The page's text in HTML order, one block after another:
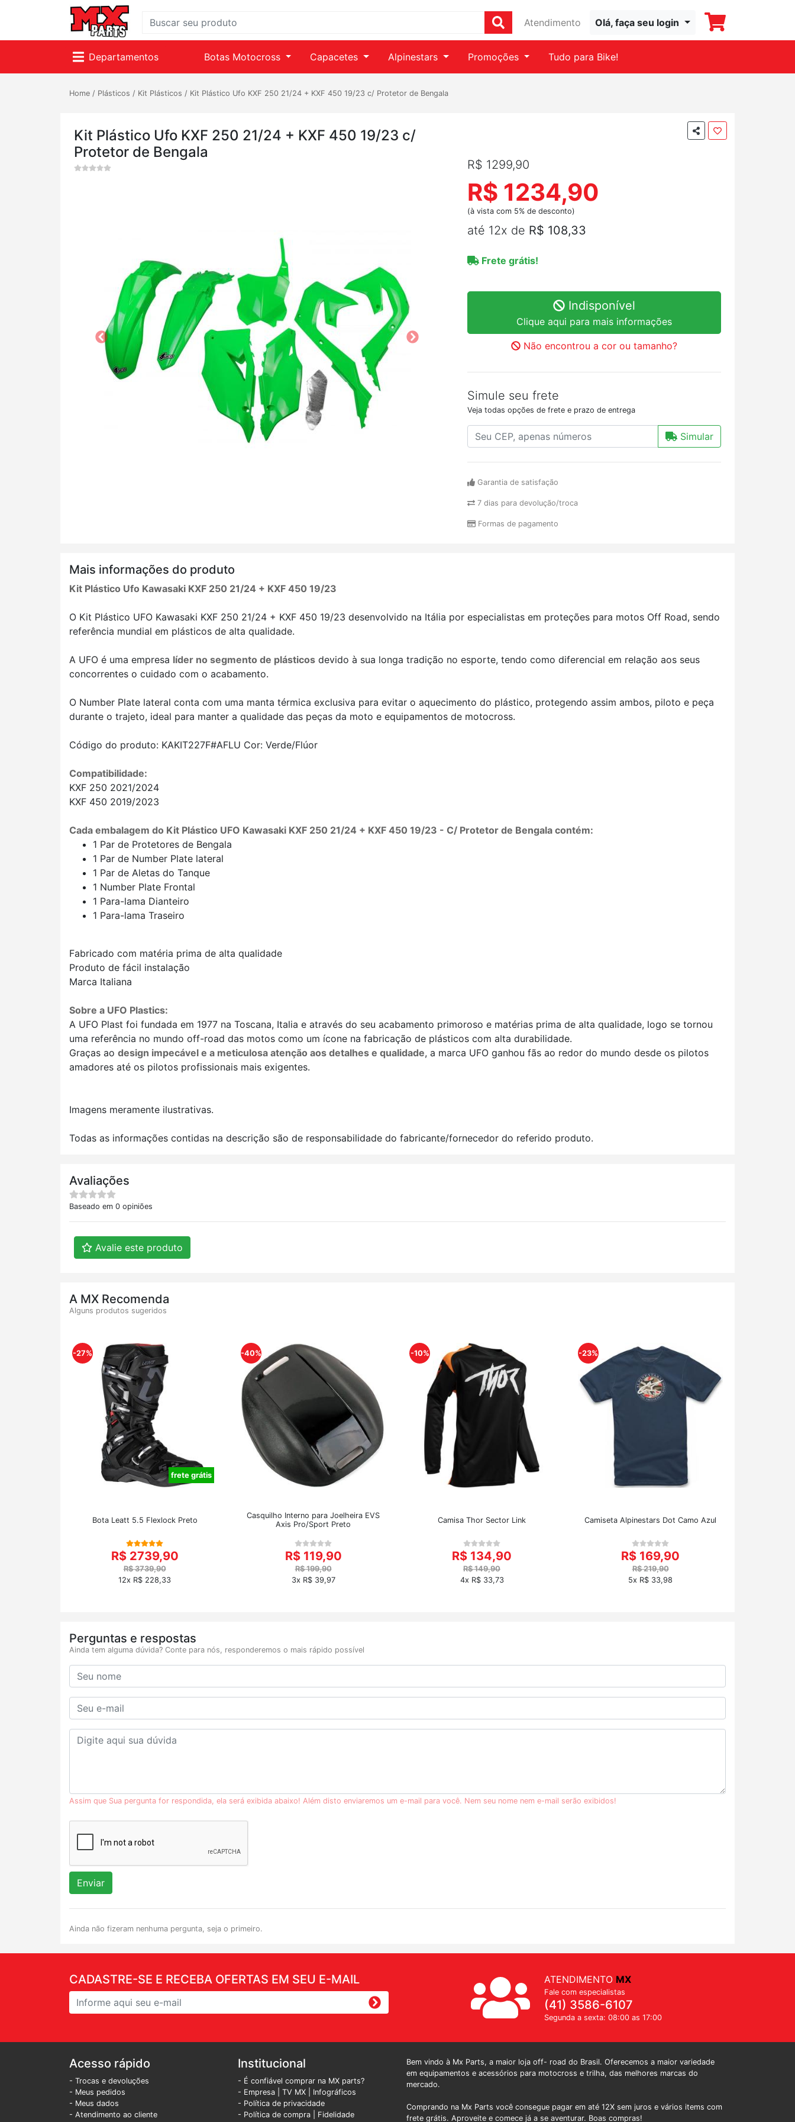
Atendimento Olá, faça seu login
Departamentos Botas Motocross Capacetes Alpinestars Promoções Tudo para Bike!
Home / Plásticos / Kit Plásticos / Kit Plástico Ufo KXF 250 21/24 + KXF 450 19/23 c/ Protetor de Bengala
Kit Plástico Ufo KXF 250 21/24 + KXF 450 19/23 c/
Protetor de Bengala
R$ 1299,90
R$ 1234,90
(à vista com 5% de desconto)
até 12x de R$ 108,33
Frete grátis!
Indisponível
Clique aqui para mais informações
Não encontrou a cor ou tamanho?
Simule seu frete
Veja todas opções de frete e prazo de entrega
Simular
Garantia de satisfação
7 dias para devolução/troca
Formas de pagamento
Mais informações do produto
Kit Plástico Ufo Kawasaki KXF 250 21/24 + KXF 450 19/23
O Kit Plástico UFO Kawasaki KXF 250 21/24 + KXF 450 19/23 desenvolvido na Itália por especialistas em proteções para motos Off Road, sendo
referência mundial em plásticos de alta qualidade.
A UFO é uma empresa líder no segmento de plásticos devido à sua longa tradição no esporte, tendo como diferencial em relação aos seus
concorrentes o cuidado com o acabamento.
O Number Plate lateral conta com uma manta térmica exclusiva para evitar o aquecimento do plástico, protegendo assim ambos, piloto e peça
durante o trajeto, ideal para manter a qualidade das peças da moto e equipamentos de motocross.
Código do produto: KAKIT227F#AFLU Cor: Verde/Flúor
Compatibilidade:
KXF 250 2021/2024
KXF 450 2019/2023
Cada embalagem do Kit Plástico UFO Kawasaki KXF 250 21/24 + KXF 450 19/23 - C/ Protetor de Bengala contém:
1 Par de Protetores de Bengala
1 Par de Number Plate lateral
1 Par de Aletas do Tanque
1 Number Plate Frontal
1 Para-lama Dianteiro
1 Para-lama Traseiro
Fabricado com matéria prima de alta qualidade
Produto de fácil instalação
Marca Italiana
Sobre a UFO Plastics:
A UFO Plast foi fundada em 1977 na Toscana, Italia e através do seu acabamento primoroso e matérias prima de alta qualidade, logo se tornou
uma referência no mundo off-road das motos como um ícone na fabricação de plásticos com alta durabilidade.
Graças ao design impecável e a meticulosa atenção aos detalhes e qualidade, a marca UFO ganhou fãs ao redor do mundo desde os pilotos
amadores até os pilotos profissionais mais exigentes.
Imagens meramente ilustrativas.
Todas as informações contidas na descrição são de responsabilidade do fabricante/fornecedor do referido produto.
Avaliações
Baseado em 0 opiniões
Avalie este produto
A MX Recomenda
Alguns produtos sugeridos
-27%
frete grátis
Bota Leatt 5.5 Flexlock Preto
R$ 2739,90
R$ 3739,90
12x R$ 228,33
-40%
Casquilho Interno para Joelheira EVS
Axis Pro/Sport Preto
R$ 119,90
R$ 199,90
3x R$ 39,97
-10%
Camisa Thor Sector Link
R$ 134,90
R$ 149,90
4x R$ 33,73
-23%
Camiseta Alpinestars Dot Camo Azul
R$ 169,90
R$ 219,90
5x R$ 33,98
Perguntas e respostas
Ainda tem alguma dúvida? Conte para nós, responderemos o mais rápido possível
Assim que Sua pergunta for respondida, ela será exibida abaixo! Além disto enviaremos um e-mail para você. Nem seu nome nem e-mail serão exibidos!
Enviar
Ainda não fizeram nenhuma pergunta, seja o primeiro.
CADASTRE-SE E RECEBA OFERTAS EM SEU E-MAIL ATENDIMENTO MX
Fale com especialistas
(41) 3586-6107
Segunda a sexta: 08:00 as 17:00
Acesso rápido
- Trocas e devoluções
- Meus pedidos
- Meus dados
- Atendimento ao cliente
Institucional
- É confiável comprar na MX parts?
- Empresa
TV MX
Infográficos
- Política de privacidade
- Política de compra | Fidelidade
Bem vindo à Mx Parts, a maior loja off- road do Brasil. Oferecemos a maior variedade
em equipamentos e acessórios para motocross e trilha, das melhores marcas do
mercado.
Comprando na Mx Parts você consegue pagar em até 12X sem juros e vários items com
frete grátis. Aproveite e comece já a se aventurar. Boas compras!